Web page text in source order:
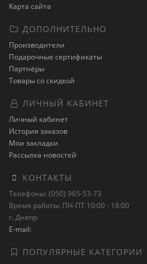
Карта сайта
ДОПОЛНИТЕЛЬНО
Производители
Подарочные сертификаты
Партнёры
Товары со скидкой
ЛИЧНЫЙ КАБИНЕТ
Личный кабинет
История заказов
Мои закладки
Рассылка новостей
КОНТАКТЫ
Телефоны: (050) 965-53-73
Время работы: ПН-ПТ 10:00 - 18:00
г. Днепр
E-mail:
ПОПУЛЯРНЫЕ КАТЕГОРИИ